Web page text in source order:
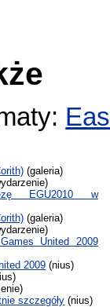
(galeria)
EGU2010 w
(galeria)
United 2009
2009 (nius)
szczegóły (nius)